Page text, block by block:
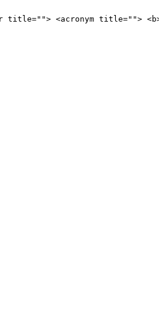
<acronym title="">